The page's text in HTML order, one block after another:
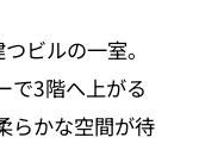
ビルの一室。
で3階へ上がる
らかな空間が待